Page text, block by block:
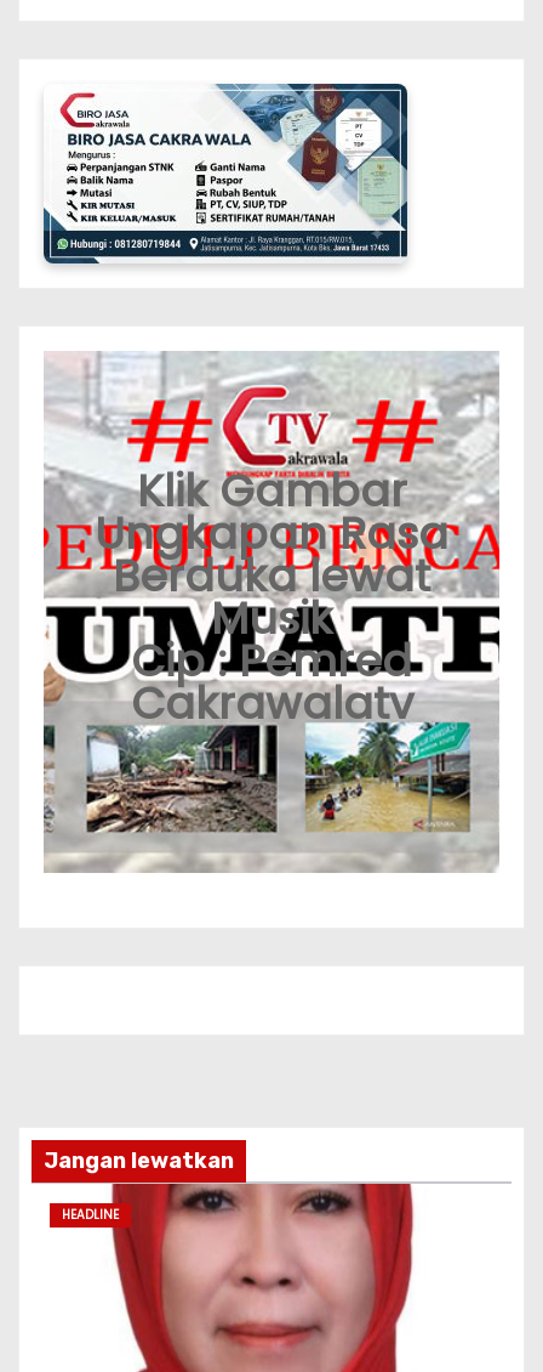
Klik Gambar
Ungkapan Rasa
Berduka lewat
Musik
Cip : Pemred
Cakrawalatv
Jangan lewatkan
HEADLINE